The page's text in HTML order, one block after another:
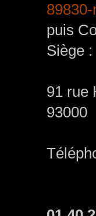
89830-
puis
Siège :
91 rue
93000